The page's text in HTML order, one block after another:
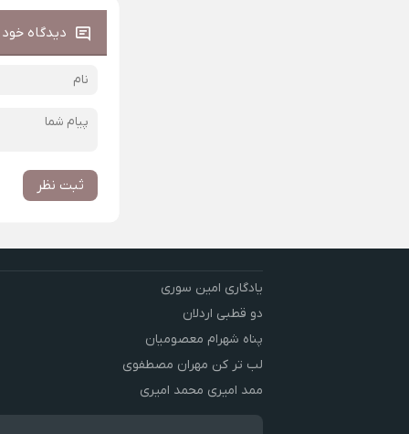
دیدگاه خود
ثبت نظر
یادگاری امین سوری
دو قطبی اردلان
پناه شهرام معصومیان
لب تر کن مهران مصطفوی
ممد امیری محمد امیری